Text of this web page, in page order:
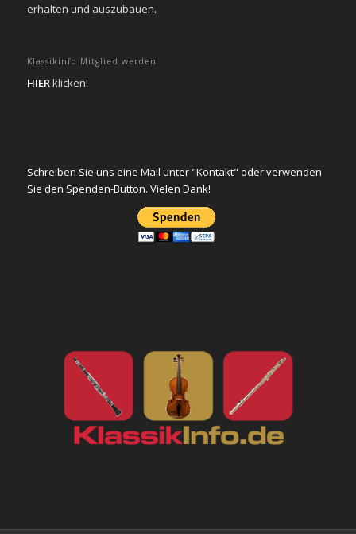
erhalten und auszubauen.
Klassikinfo Mitglied werden
HIERklicken!
Schreiben Sie uns eine Mail unter "Kontakt" oder verwenden
Sie den Spenden-Button. Vielen Dank!